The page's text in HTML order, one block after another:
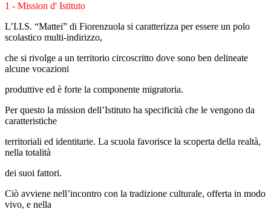
1 - Mission d' Istituto
L’I.I.S. “Mattei” di Fiorenzuola si caratterizza per essere un polo
scolastico multi-indirizzo,
che si rivolge a un territorio circoscritto dove sono ben delineate
alcune vocazioni
produttive ed è forte la componente migratoria.
Per questo la mission dell’Istituto ha specificità che le vengono da
caratteristiche
territoriali ed identitarie. La scuola favorisce la scoperta della realtà,
nella totalità
dei suoi fattori.
Ciò avviene nell’incontro con la tradizione culturale, offerta in modo
vivo, e nella